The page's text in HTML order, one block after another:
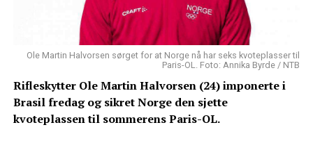
Ole Martin Halvorsen sørget for at Norge nå har seks kvoteplasser til
Paris-OL. Foto: Annika Byrde / NTB
Rifleskytter Ole Martin Halvorsen (24) imponerte i
Brasil fredag og sikret Norge den sjette
kvoteplassen til sommerens Paris-OL.